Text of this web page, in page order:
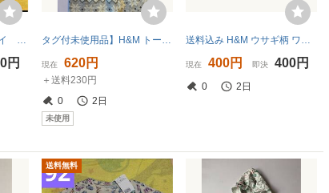
円 現在 620円
＋送料230円
0
2日
未使用
現在 400円 即決 400円
0 2日
送料無料